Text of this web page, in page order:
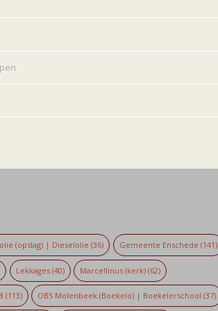
(opslag) | Dieselolie (36) Gemeente Enschede (141)
Lekkages(40) Marcellinus (kerk) (62)
(113) OBS Molenbeek (Boekelo) | Boekelerschool (37)